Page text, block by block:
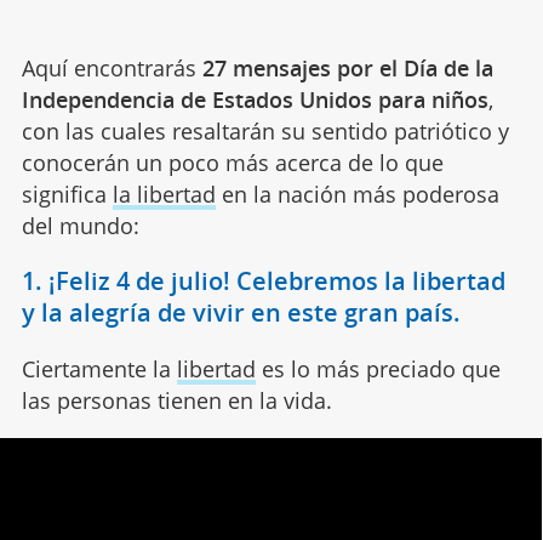
Aquí encontrarás 27 mensajes por el Día de la
Independencia de Estados Unidos para niños,
con las cuales resaltarán su sentido patriótico y
conocerán un poco más acerca de lo que
significa la libertad en la nación más poderosa
del mundo:
1. ¡Feliz 4 de julio! Celebremos la libertad
y la alegría de vivir en este gran país.
Ciertamente la libertad es lo más preciado que
las personas tienen en la vida.